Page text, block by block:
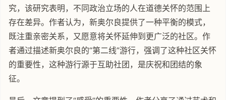
究，该研究表明，不同政治立场的人在道德关怀的范围上
存在差异。作者认为，新奥尔良提供了一种平衡的模式，
既注重亲密关系，又愿意将关怀延伸到更广泛的社区。作
者通过描述新奥尔良的“第二线”游行，强调了这种社区关怀
的重要性，这种游行源于互助社团，是庆祝和团结的象
征。